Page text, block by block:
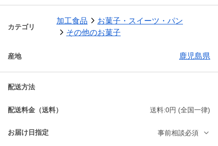
カテゴリ
加工食品
お菓子・スイーツ・パン
その他のお菓子
産地 鹿児島県
配送方法
配送料金（送料） 送料:0円 (全国一律)
お届け日指定 事前相談必須